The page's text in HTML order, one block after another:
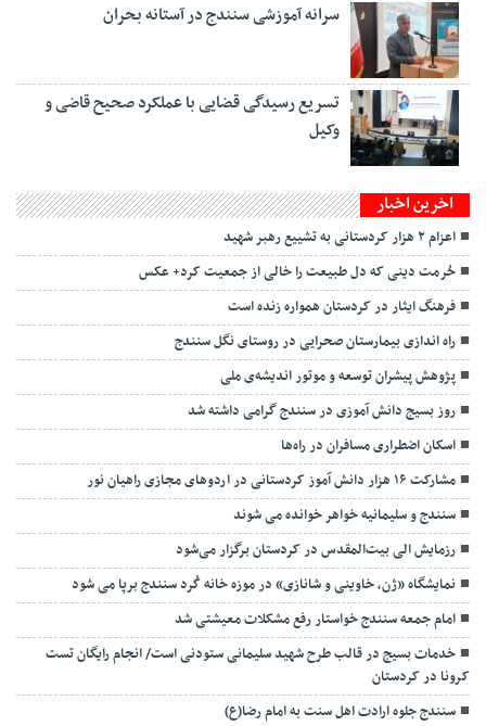
سرانه آموزشی سنندج در آستانه بحران
تسریع رسیدگی قضایی با عملکرد صحیح قاضی و
وکیل
اخرین اخبار
اعزام ۲ هزار کردستانی به تشییع رهبر شهید
حُرمت دینی که دل طبیعت را خالی از جمعیت کرد+ عکس
فرهنگ ایثار در کردستان همواره زنده است
راه اندازی بیمارستان صحرایی در روستای نگل سنندج
پژوهش پیشران توسعه و موتور اندیشه‌ی ملی
روز بسیج دانش آموزی در سنندج گرامی داشته شد
اسکان اضطراری مسافران در راه‌ها
مشارکت ۱۶ هزار دانش آموز کردستانی در اردوهای مجازی راهیان نور
سنندج و سلیمانیه خواهر خوانده می شوند
رزمایش الی بیت‌المقدس در کردستان برگزار می‌شود
نمایشگاه «ژن، خاوینی و شانازی» در موزه خانه کُرد سنندج برپا می شود
امام جمعه سنندج خواستار رفع مشکلات معیشتی شد
خدمات بسیج در قالب طرح شهید سلیمانی ستودنی است/ انجام رایگان تست
کرونا در کردستان
سنندج جلوه ارادت اهل سنت به امام رضا(ع)